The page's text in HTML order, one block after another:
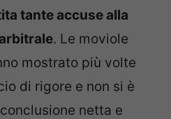
tante accuse alla
. Le moviole
mostrato più volte
di rigore e non si è
netta e